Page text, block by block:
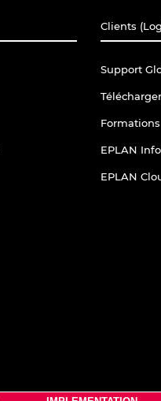
Clients
Support
Formations
EPLAN
EPLAN